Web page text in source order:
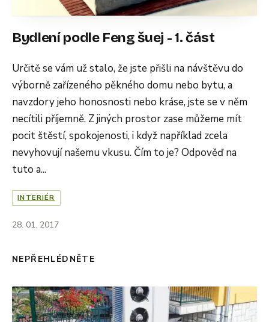
Bydlení podle Feng šuej - 1. část
Určitě se vám už stalo, že jste přišli na návštěvu do
výborně zařízeného pěkného domu nebo bytu, a
navzdory jeho honosnosti nebo kráse, jste se v něm
necítili příjemně. Z jiných prostor zase můžeme mít
pocit štěstí, spokojenosti, i když například zcela
nevyhovují našemu vkusu. Čím to je? Odpověď na
tuto a...
INTERIÉR
28. 01. 2017
NEPŘEHLÉDNĚTE